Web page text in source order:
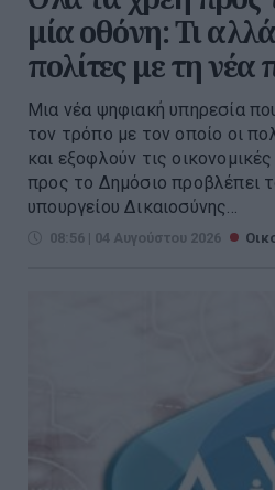
μία οθόνη: Τι
πολίτες με τη
Μια νέα ψηφιακή υπηρεσία
τον τρόπο με τον οποίο οι
και εξοφλούν τις
προς το Δημόσιο προβλέπει
υπουργείου Δικαιοσύνης...
08:56 | 04 Αυγούστου 2026